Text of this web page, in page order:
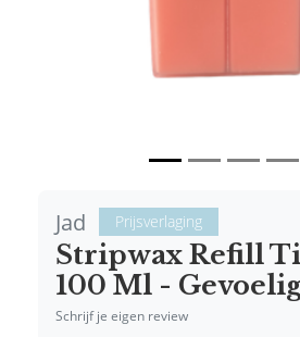
Jad Prijsverlaging
Stripwax Refill
100 Ml -
Schrijf je eigen review